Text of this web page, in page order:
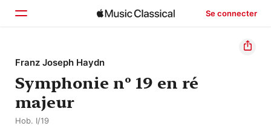
Se connecter
Accueil
Parcourir
Rechercher
Franz Joseph Haydn
Symphonie nº 19 en ré
majeur
Hob. I/19